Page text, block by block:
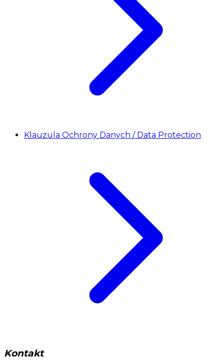
Klauzula Ochrony Danych / Data Protection
Kontakt